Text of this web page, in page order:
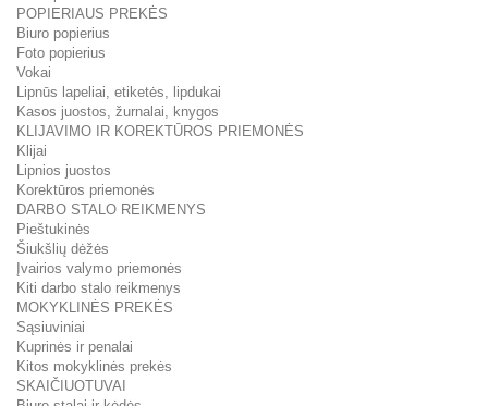
POPIERIAUS PREKĖS
Biuro popierius
Foto popierius
Vokai
Lipnūs lapeliai, etiketės, lipdukai
Kasos juostos, žurnalai, knygos
KLIJAVIMO IR KOREKTŪROS PRIEMONĖS
Klijai
Lipnios juostos
Korektūros priemonės
DARBO STALO REIKMENYS
Pieštukinės
Šiukšlių dėžės
Įvairios valymo priemonės
Kiti darbo stalo reikmenys
MOKYKLINĖS PREKĖS
Sąsiuviniai
Kuprinės ir penalai
Kitos mokyklinės prekės
SKAIČIUOTUVAI